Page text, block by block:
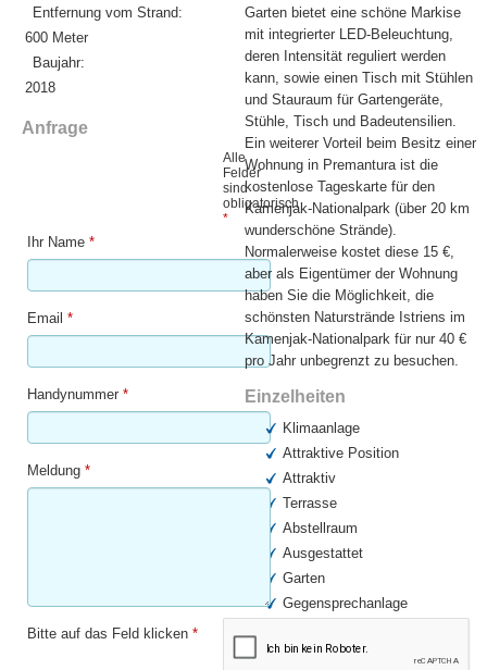
Entfernung vom Strand:
600 Meter
Baujahr:
2018
Anfrage
Alle
Felder
sind
obligatorisch
*
Ihr Name *
Email *
Handynummer *
Meldung *
Bitte auf das Feld klicken *
Garten bietet eine schöne Markise
mit integrierter LED-Beleuchtung,
deren Intensität reguliert werden
kann, sowie einen Tisch mit Stühlen
und Stauraum für Gartengeräte,
Stühle, Tisch und Badeutensilien.
Ein weiterer Vorteil beim Besitz einer
Wohnung in Premantura ist die
kostenlose Tageskarte für den
Kamenjak-Nationalpark (über 20 km
wunderschöne Strände).
Normalerweise kostet diese 15 €,
aber als Eigentümer der Wohnung
haben Sie die Möglichkeit, die
schönsten Naturstrände Istriens im
Kamenjak-Nationalpark für nur 40 €
pro Jahr unbegrenzt zu besuchen.
Einzelheiten
Klimaanlage
Attraktive Position
Attraktiv
Terrasse
Abstellraum
Ausgestattet
Garten
Gegensprechanlage